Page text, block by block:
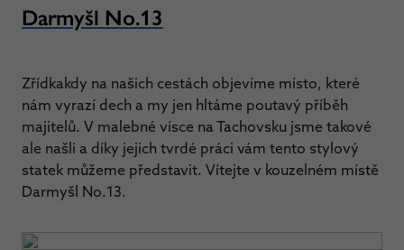
Darmyšl No.13
Zřídkakdy na našich cestách objevíme místo, které
nám vyrazí dech a my jen hltáme poutavý příběh
majitelů. V malebné vísce na Tachovsku jsme takové
ale našli a díky jejich tvrdé práci vám tento stylový
statek můžeme představit. Vítejte v kouzelném místě
Darmyšl No.13.